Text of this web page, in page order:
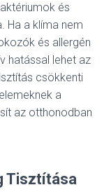
és
Ha a klíma nem
és allergén
hatással lehet az
csökkenti
a
az otthonodban
Tisztítása